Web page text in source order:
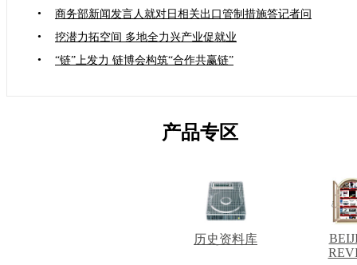
•
商务部新闻发言人就对日相关出口管制措施答记者问
•
挖潜力拓空间 多地全力兴产业促就业
•
“链”上发力 链博会构筑“合作共赢链”
产品专区
历史资料库